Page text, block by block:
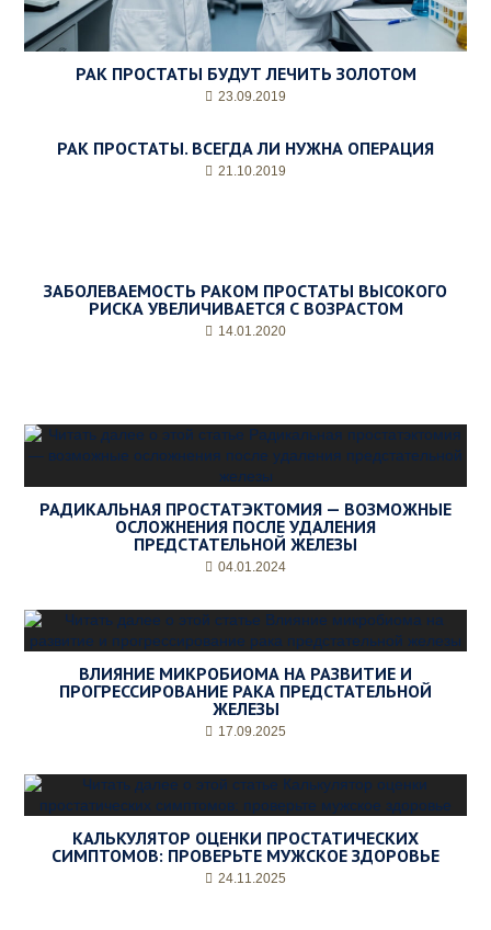
РАК ПРОСТАТЫ БУДУТ ЛЕЧИТЬ ЗОЛОТОМ
23.09.2019
РАК ПРОСТАТЫ. ВСЕГДА ЛИ НУЖНА ОПЕРАЦИЯ
21.10.2019
ЗАБОЛЕВАЕМОСТЬ РАКОМ ПРОСТАТЫ ВЫСОКОГО
РИСКА УВЕЛИЧИВАЕТСЯ С ВОЗРАСТОМ
14.01.2020
РАДИКАЛЬНАЯ ПРОСТАТЭКТОМИЯ — ВОЗМОЖНЫЕ
ОСЛОЖНЕНИЯ ПОСЛЕ УДАЛЕНИЯ
ПРЕДСТАТЕЛЬНОЙ ЖЕЛЕЗЫ
04.01.2024
ВЛИЯНИЕ МИКРОБИОМА НА РАЗВИТИЕ И
ПРОГРЕССИРОВАНИЕ РАКА ПРЕДСТАТЕЛЬНОЙ
ЖЕЛЕЗЫ
17.09.2025
КАЛЬКУЛЯТОР ОЦЕНКИ ПРОСТАТИЧЕСКИХ
СИМПТОМОВ: ПРОВЕРЬТЕ МУЖСКОЕ ЗДОРОВЬЕ
24.11.2025